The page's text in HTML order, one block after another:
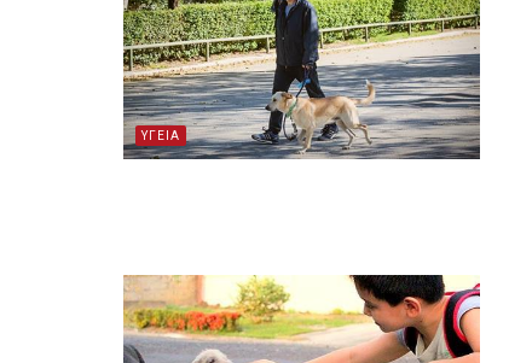
ΥΓΕΙΑ